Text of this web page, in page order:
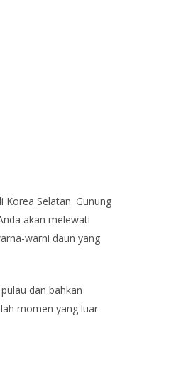
Korea Selatan. Gunung
akan melewati
warni daun yang
dan bahkan
momen yang luar